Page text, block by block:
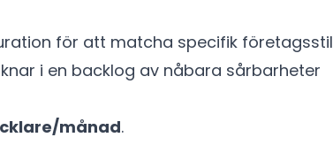
för att matcha specifik
i en backlog av nåbara sårbarheter
månad.